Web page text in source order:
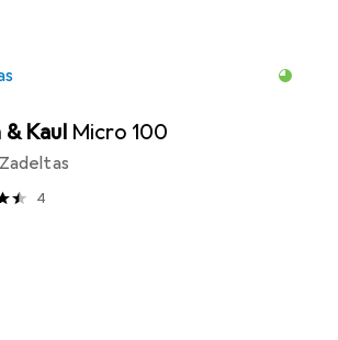
& Kaul Micro 100
4